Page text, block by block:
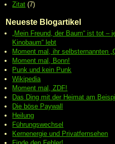
Zitat (7)
Neueste Blogartikel
„Mein Freund, der Baum“ ist tot –
Kinobaum“ lebt
Moment mal, ihr selbsternannten
Moment mal, Bonn!
Punk und kein Punk
Wikipedia
Moment mal, ZDF!
Das Ding mit der Heimat am
Die böse Paywall
Heilung
Führungswechsel
Kernenergie und Privatfernsehen